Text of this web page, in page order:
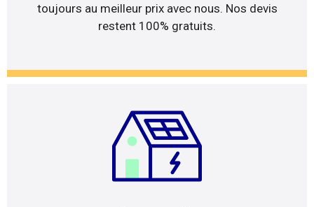
toujours au meilleur prix avec nous. Nos devis
restent 100% gratuits.